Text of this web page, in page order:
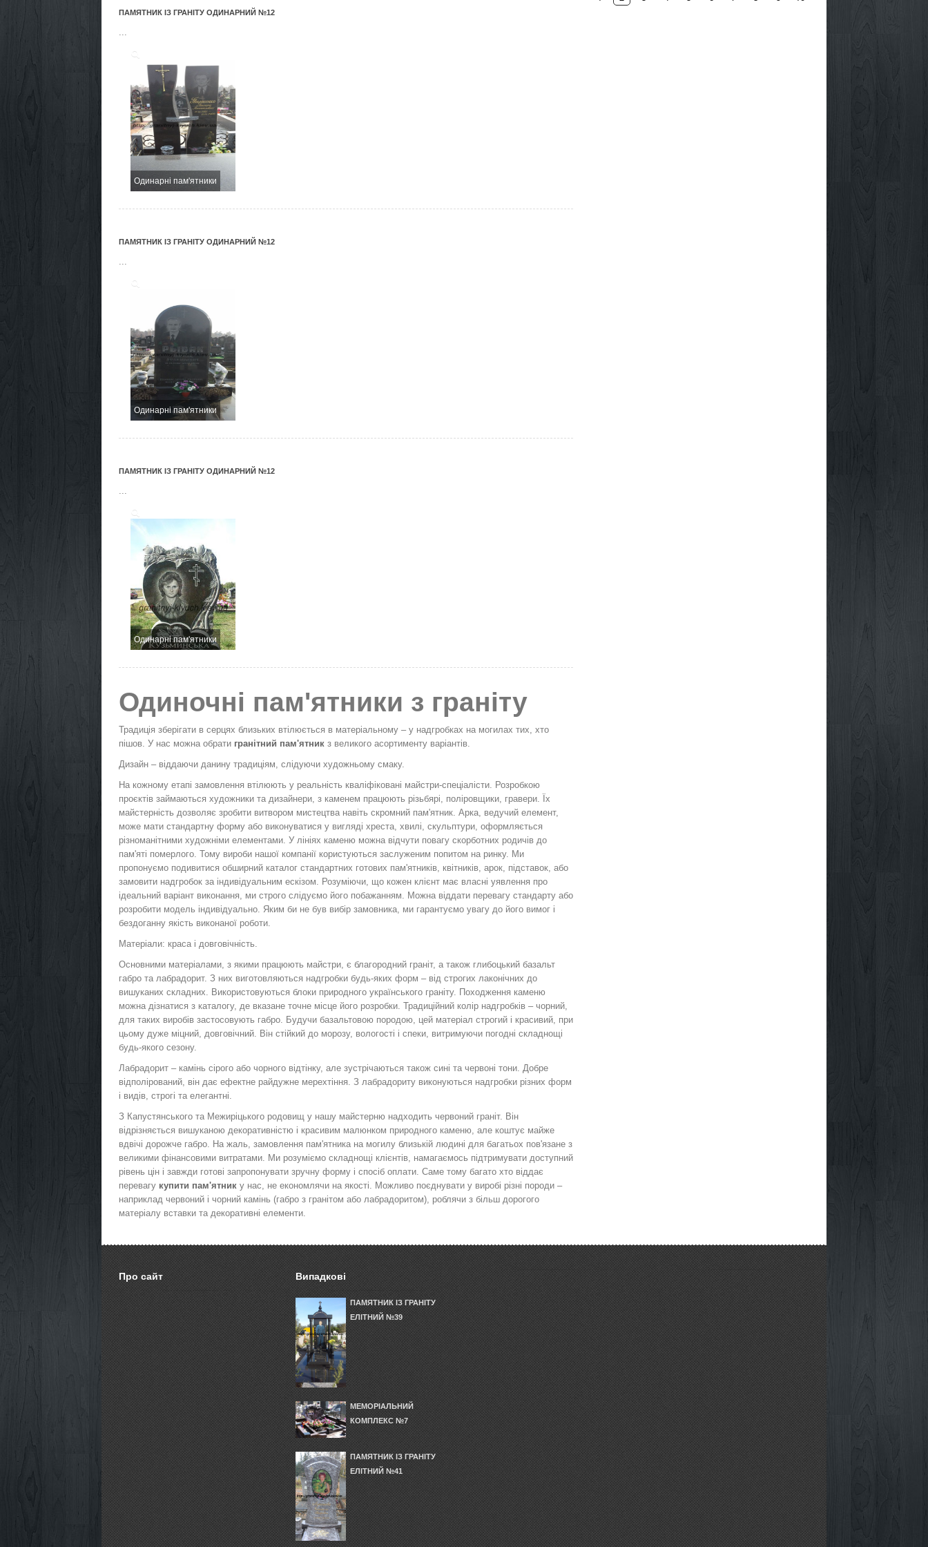
ПАМЯТНИК ІЗ ГРАНІТУ ОДИНАРНИЙ №12
...
Одинарні пам'ятники
ПАМЯТНИК ІЗ ГРАНІТУ ОДИНАРНИЙ №12
...
Одинарні пам'ятники
ПАМЯТНИК ІЗ ГРАНІТУ ОДИНАРНИЙ №12
...
Одинарні пам'ятники
Одиночні пам'ятники з граніту
Традиція зберігати в серцях близьких втілюється в матеріальному – у надгробках на могилах тих, хто
пішов. У нас можна обрати гранітний пам'ятник з великого асортименту варіантів.
Дизайн – віддаючи данину традиціям, слідуючи художньому смаку.
На кожному етапі замовлення втілюють у реальність кваліфіковані майстри-спеціалісти. Розробкою
проєктів займаються художники та дизайнери, з каменем працюють різьбярі, поліровщики, гравери. Їх
майстерність дозволяє зробити витвором мистецтва навіть скромний пам'ятник. Арка, ведучий елемент,
може мати стандартну форму або виконуватися у вигляді хреста, хвилі, скульптури, оформляється
різноманітними художніми елементами. У лініях каменю можна відчути повагу скорботних родичів до
пам'яті померлого. Тому вироби нашої компанії користуються заслуженим попитом на ринку. Ми
пропонуємо подивитися обширний каталог стандартних готових пам'ятників, квітників, арок, підставок, або
замовити надгробок за індивідуальним ескізом. Розуміючи, що кожен клієнт має власні уявлення про
ідеальний варіант виконання, ми строго слідуємо його побажанням. Можна віддати перевагу стандарту або
розробити модель індивідуально. Яким би не був вибір замовника, ми гарантуємо увагу до його вимог і
бездоганну якість виконаної роботи.
Матеріали: краса і довговічність.
Основними матеріалами, з якими працюють майстри, є благородний граніт, а також глибоцький базальт
габро та лабрадорит. З них виготовляються надгробки будь-яких форм – від строгих лаконічних до
вишуканих складних. Використовуються блоки природного українського граніту. Походження каменю
можна дізнатися з каталогу, де вказане точне місце його розробки. Традиційний колір надгробків – чорний,
для таких виробів застосовують габро. Будучи базальтовою породою, цей матеріал строгий і красивий, при
цьому дуже міцний, довговічний. Він стійкий до морозу, вологості і спеки, витримуючи погодні складнощі
будь-якого сезону.
Лабрадорит – камінь сірого або чорного відтінку, але зустрічаються також сині та червоні тони. Добре
відполірований, він дає ефектне райдужне мерехтіння. З лабрадориту виконуються надгробки різних форм
і видів, строгі та елегантні.
З Капустянського та Межиріцького родовищ у нашу майстерню надходить червоний граніт. Він
відрізняється вишуканою декоративністю і красивим малюнком природного каменю, але коштує майже
вдвічі дорожче габро. На жаль, замовлення пам'ятника на могилу близькій людині для багатьох пов'язане з
великими фінансовими витратами. Ми розуміємо складнощі клієнтів, намагаємось підтримувати доступний
рівень цін і завжди готові запропонувати зручну форму і спосіб оплати. Саме тому багато хто віддає
перевагу купити пам'ятник у нас, не економлячи на якості. Можливо поєднувати у виробі різні породи –
наприклад червоний і чорний камінь (габро з гранітом або лабрадоритом), роблячи з більш дорогого
матеріалу вставки та декоративні елементи.
Про сайт Випадкові
ПАМЯТНИК ІЗ ГРАНІТУ
ЕЛІТНИЙ №39
МЕМОРІАЛЬНИЙ
КОМПЛЕКС №7
ПАМЯТНИК ІЗ ГРАНІТУ
ЕЛІТНИЙ №41